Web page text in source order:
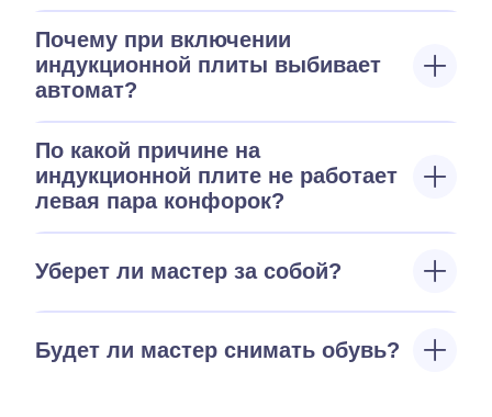
Почему при включении
индукционной плиты выбивает
автомат?
По какой причине на
индукционной плите не работает
левая пара конфорок?
Уберет ли мастер за собой?
Будет ли мастер снимать обувь?